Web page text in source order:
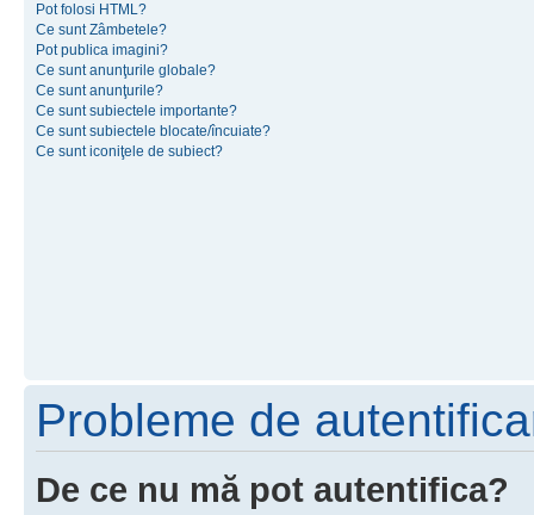
Pot folosi HTML?
Ce sunt Zâmbetele?
Pot publica imagini?
Ce sunt anunţurile globale?
Ce sunt anunţurile?
Ce sunt subiectele importante?
Ce sunt subiectele blocate/încuiate?
Ce sunt iconiţele de subiect?
Probleme de
De ce nu mă pot autentifica?